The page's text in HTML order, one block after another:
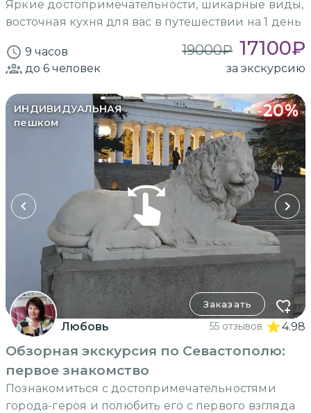
Яркие достопримечательности, шикарные виды,
восточная кухня для вас в путешествии на 1 день
9 часов 19000₽ 17100₽
до 6 человек за экскурсию
ИНДИВИДУАЛЬНАЯ
пешком
-20%
Заказать
Любовь 55 отзывов 4.98
Обзорная экскурсия по Севастополю:
первое знакомство
Познакомиться с достопримечательностями
города-героя и полюбить его с первого взгляда